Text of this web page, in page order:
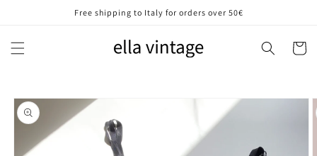
direttamenteFree shipping to Italy for orders over 50€
Carrello
Passa alle
informazioni
sul prodotto